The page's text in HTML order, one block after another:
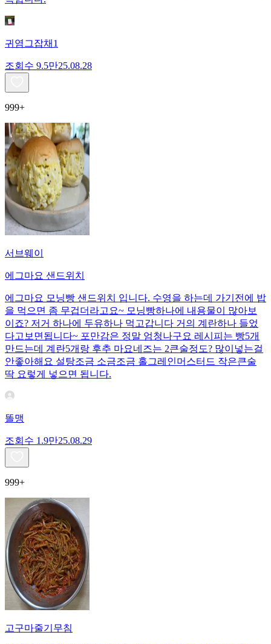
귀염그잡채1
조회수 9.5만25.08.28
999+
서브웨이
에그마요 샌드위치
에그마요 모닝빵 샌드위치 입니다. 수영을 하는데 가기전에 밥
을 먹으면 좀 무겁더라고요~ 모닝빵하나에 내용물이 많아보
이죠? 저거 하나에 두유하나 먹고갑니다 거의 계란하나 들었
다고보면됩니다~ 포만감은 정말 엄청나구요 레시피는 빵5개
만드는데 계란5개랑 후추 마요네즈는 2큰술정도? 많이넣는걸
안좋아해요 설탕조금 소금조금 홀그레인머스터드 작은큰술
딱 요렇게 넣으면 됩니다.
똘맹
조회수 1.9만25.08.29
999+
고구마줄기무침